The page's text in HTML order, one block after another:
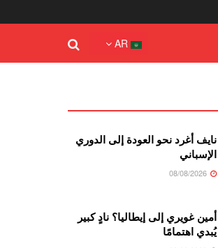
AR
نايف أغرد نحو العودة إلى الدوري
الإسباني
أمين غويري إلى إيطاليا؟ نادٍ كبير
يُبدي اهتمامًا